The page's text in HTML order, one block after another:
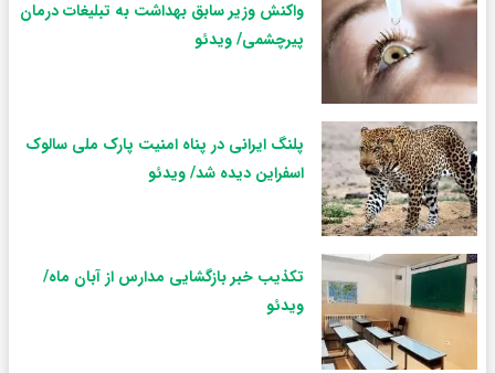
واکنش وزیر سابق بهداشت به تبلیغات درمان
پیرچشمی/ ویدئو
پلنگ ایرانی در پناه امنیت پارک ملی سالوک
اسفراین دیده شد/ ویدئو
تکذیب خبر بازگشایی مدارس از آبان ماه/
ویدئو